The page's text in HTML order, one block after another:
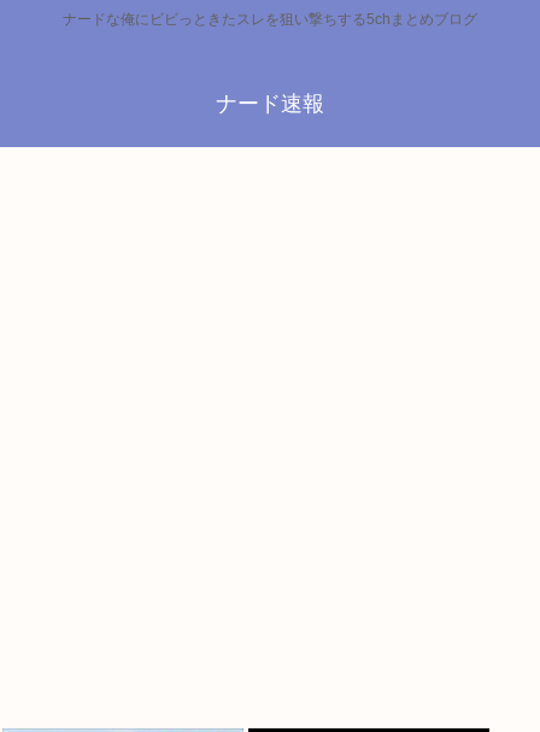
ナードな俺にビビっときたスレを狙い撃ちする5chまとめブログ
ナード速報